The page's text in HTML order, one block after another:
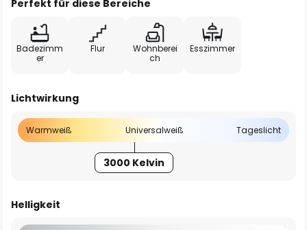
Perfekt für diese Bereiche
Badezimm
er
Flur
Wohnberei
ch
Esszimmer
Lichtwirkung
Warmweiß Universalweiß Tageslicht
3000 Kelvin
Helligkeit